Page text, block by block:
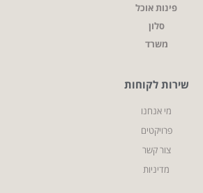
פינות אוכל
סלון
משרד
שירות לקוחות
מי אנחנו
פרויקטים
צור קשר
מדיניות